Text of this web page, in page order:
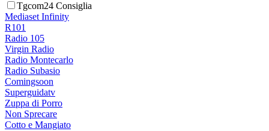
Tgcom24 Consiglia
Mediaset Infinity
R101
Radio 105
Virgin Radio
Radio Montecarlo
Radio Subasio
Comingsoon
Superguidatv
Zuppa di Porro
Non Sprecare
Cotto e Mangiato